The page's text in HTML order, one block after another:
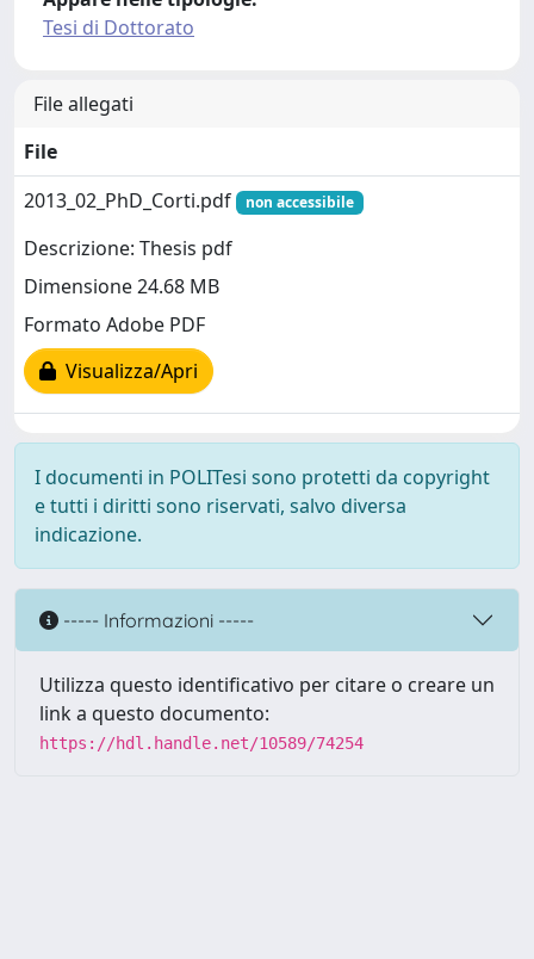
Tesi di Dottorato
File allegati
File
2013_02_PhD_Corti.pdf
non accessibile
Descrizione: Thesis pdf
Dimensione 24.68 MB
Formato Adobe PDF
Visualizza/Apri
I documenti in POLITesi sono protetti da copyright
e tutti i diritti sono riservati, salvo diversa
indicazione.
----- Informazioni -----
Utilizza questo identificativo per citare o creare un
link a questo documento:
https://hdl.handle.net/10589/74254